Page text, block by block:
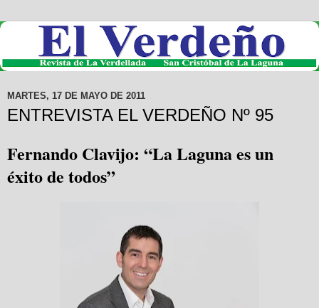
MARTES, 17 DE MAYO DE 2011
ENTREVISTA EL VERDEÑO Nº 95
Fernando Clavijo: “La Lagunaes un
éxitode todos”